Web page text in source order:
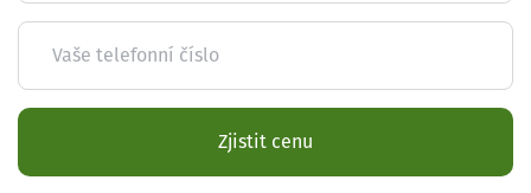
Vaše telefonní číslo
Zjistit cenu